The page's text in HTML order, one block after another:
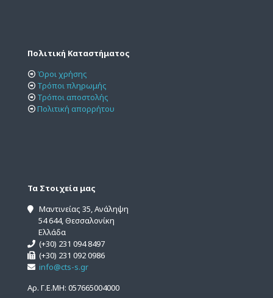
Πολιτική Καταστήματος
Όροι χρήσης
Τρόποι πληρωμής
Τρόποι αποστολής
Πολιτική απορρήτου
Τα Στοιχεία μας
Μαντινείας 35, Ανάληψη
54 644, Θεσσαλονίκη
Ελλάδα
(+30) 231 094 8497
(+30) 231 092 0986
info@cts-s.gr
Αρ. Γ.Ε.ΜΗ: 057665004000